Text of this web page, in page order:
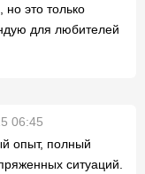
но это только
для любителей
06:45
опыт, полный
ситуаций.